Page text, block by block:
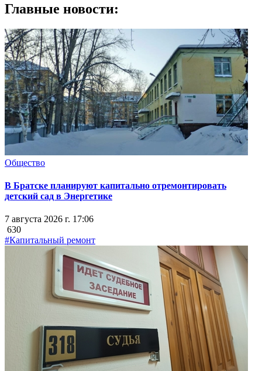
Главные новости:
Общество
В Братске планируют капитально отремонтировать
детский сад в Энергетике
7 августа 2026 г. 17:06
630
#Капитальный ремонт